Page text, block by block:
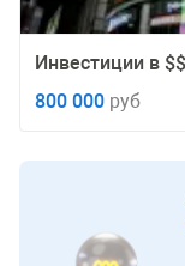
Инвестиции в
800 000 руб